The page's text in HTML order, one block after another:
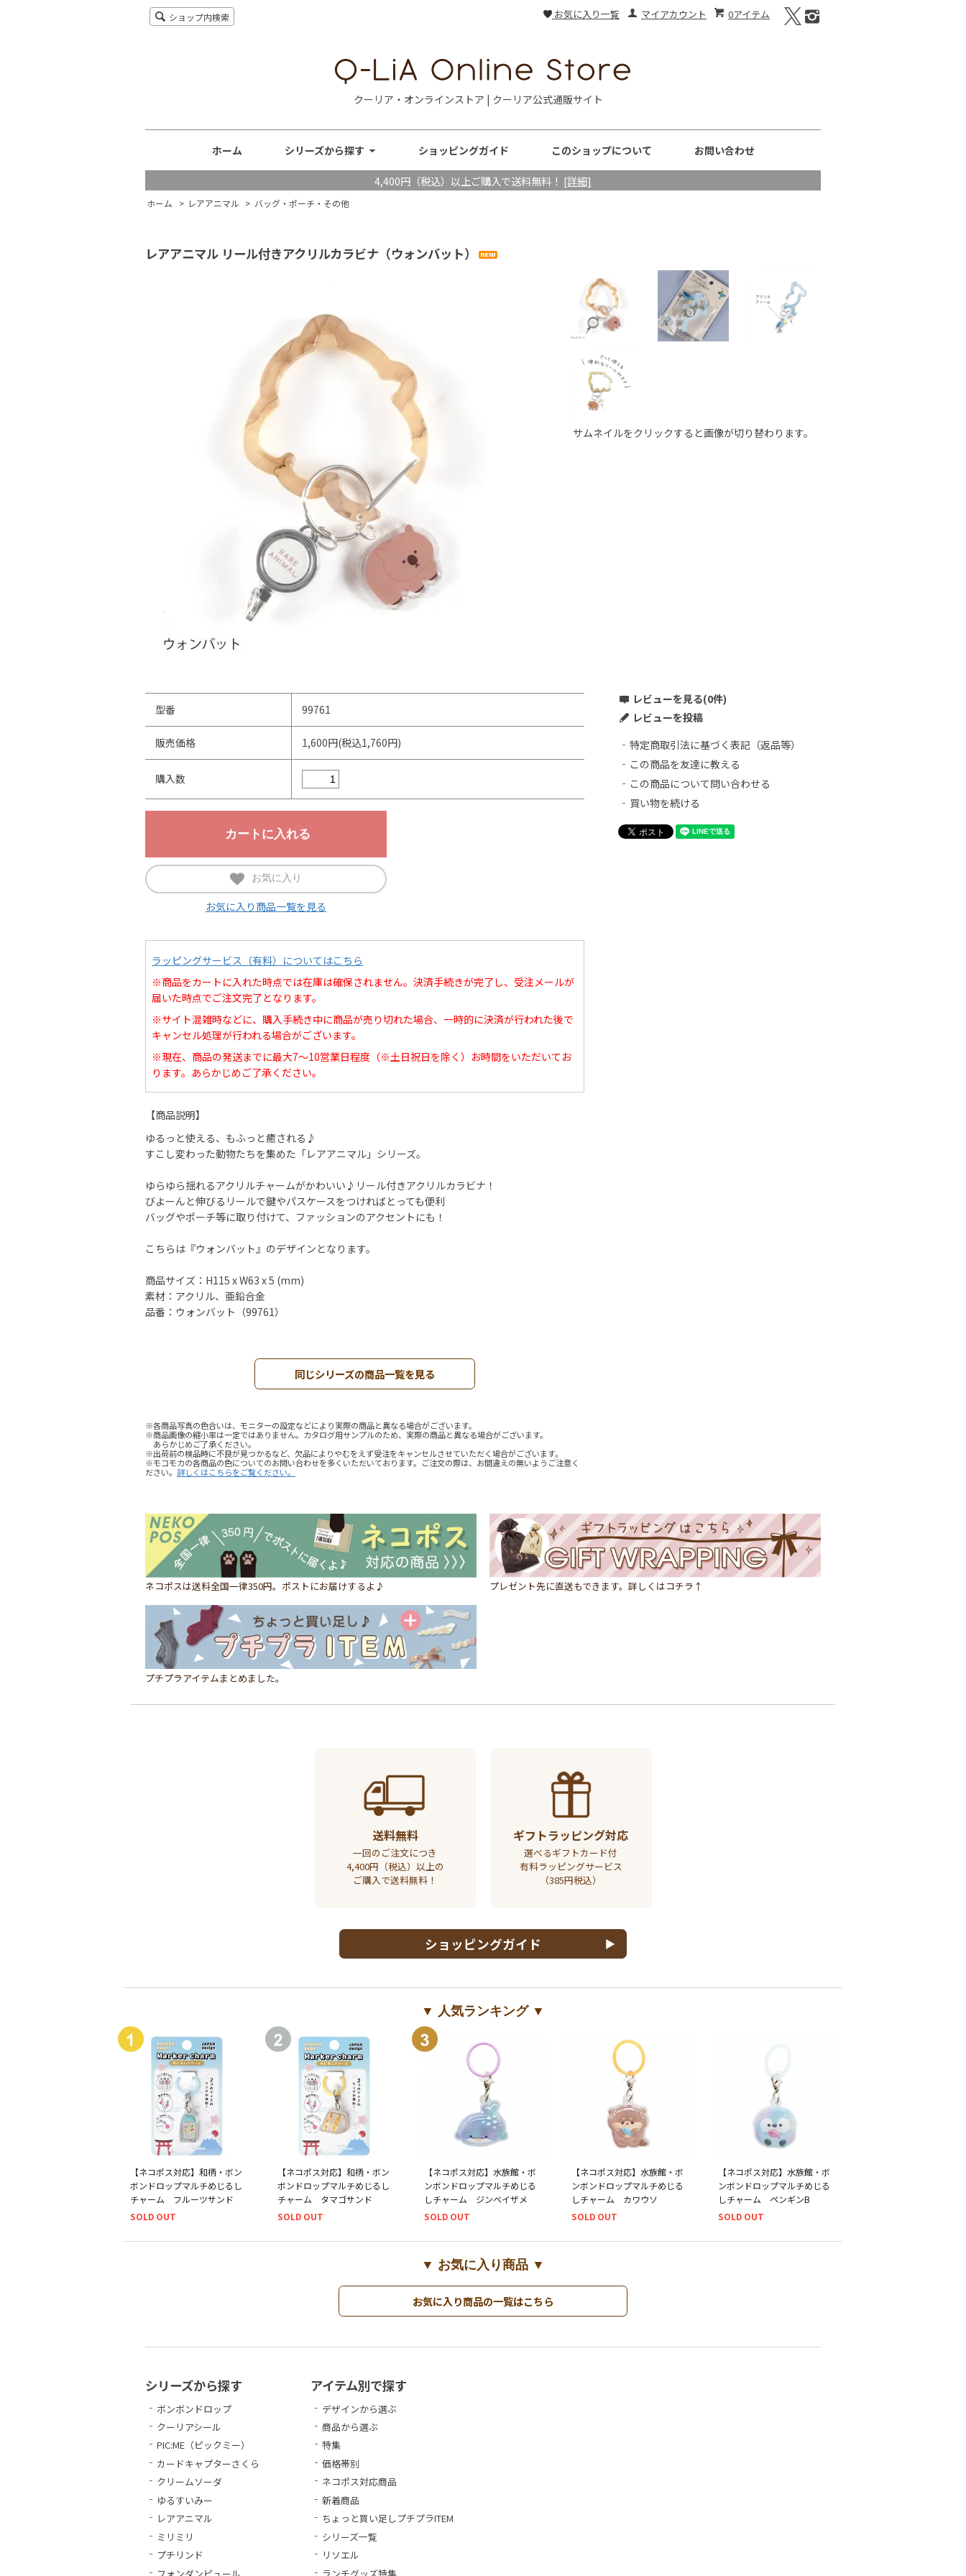
0アイテム
マイアカウント
お気に入り一覧
ショップ内検索
クーリア・オンラインストア | クーリア公式通販サイト
ホーム シリーズから探す ショッピングガイド このショップについて お問い合わせ
4,400円（税込）以上ご購入で送料無料！ [詳細]
ホーム > レアアニマル > バッグ・ポーチ・その他
レアアニマル リール付きアクリルカラビナ（ウォンバット）
サムネイルをクリックすると画像が切り替わります。
型番 99761
販売価格 1,600円(税込1,760円)
購入数
お気に入り
お気に入り商品一覧を見る
ラッピングサービス（有料）についてはこちら
※商品をカートに入れた時点では在庫は確保されません。決済手続きが完了し、受注メールが
届いた時点でご注文完了となります。
※サイト混雑時などに、購入手続き中に商品が売り切れた場合、一時的に決済が行われた後で
キャンセル処理が行われる場合がございます。
※現在、商品の発送までに最大7～10営業日程度（※土日祝日を除く）お時間をいただいてお
ります。あらかじめご了承ください。
【商品説明】
ゆるっと使える、もふっと癒される♪
すこし変わった動物たちを集めた「レアアニマル」シリーズ。
ゆらゆら揺れるアクリルチャームがかわいい♪リール付きアクリルカラビナ！
びよーんと伸びるリールで鍵やパスケースをつければとっても便利
バッグやポーチ等に取り付けて、ファッションのアクセントにも！
こちらは『ウォンバット』のデザインとなります。
商品サイズ：H115 x W63 x 5 (mm)
素材：アクリル、亜鉛合金
品番：ウォンバット（99761）
同じシリーズの商品一覧を見る
※各商品写真の色合いは、モニターの設定などにより実際の商品と異なる場合がございます。
※商品画像の縮小率は一定ではありません。カタログ用サンプルのため、実際の商品と異なる場合がございます。
あらかじめご了承ください。
※出荷前の検品時に不良が見つかるなど、欠品によりやむをえず受注をキャンセルさせていただく場合がございます。
※モコモカの各商品の色についてのお問い合わせを多くいただいております。ご注文の際は、お間違えの無いようご注意く
ださい。 詳しくはこちらをご覧ください。
レビューを見る(0件)
レビューを投稿
特定商取引法に基づく表記（返品等）
この商品を友達に教える
この商品について問い合わせる
買い物を続ける
ネコポスは送料全国一律350円。ポストにお届けするよ♪ プレゼント先に直送もできます。詳しくはコチラ↑
プチプラアイテムまとめました。
送料無料
一回のご注文につき
4,400円（税込）以上の
ご購入で送料無料！
ギフトラッピング対応
選べるギフトカード付
有料ラッピングサービス
（385円税込）
ショッピングガイド
▼ 人気ランキング ▼
【ネコポス対応】和柄・ボン
ボンドロップマルチめじるし
チャーム フルーツサンド
SOLD OUT
【ネコポス対応】和柄・ボン
ボンドロップマルチめじるし
チャーム タマゴサンド
SOLD OUT
【ネコポス対応】水族館・ボ
ンボンドロップマルチめじる
しチャーム ジンベイザメ
SOLD OUT
【ネコポス対応】水族館・ボ
ンボンドロップマルチめじる
しチャーム カワウソ
SOLD OUT
【ネコポス対応】水族館・ボ
ンボンドロップマルチめじる
しチャーム ペンギンB
SOLD OUT
▼ お気に入り商品 ▼
お気に入り商品の一覧はこちら
シリーズから探す
ボンボンドロップ
クーリアシール
PIC:ME（ピックミー）
カードキャプターさくら
クリームソーダ
ゆるすいみー
レアアニマル
ミリミリ
プチリンド
フォンダンピュール
アイテム別で探す
デザインから選ぶ
商品から選ぶ
特集
価格帯別
ネコポス対応商品
新着商品
ちょっと買い足しプチプラITEM
シリーズ一覧
リソエル
ランチグッズ特集